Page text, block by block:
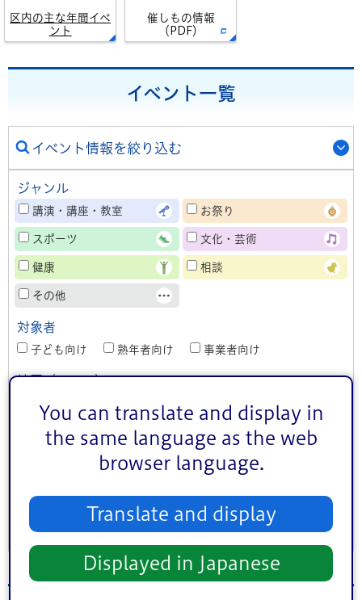
You can translate and display in
the same language as the web
browser language.
Translate and display
Displayed in Japanese
区内の主な年間イベ
ント
催しもの情報
（PDF）
イベント一覧
イベント情報を絞り込む
ジャンル
講演・講座・教室 お祭り
スポーツ 文化・芸術
健康 相談
その他
対象者
子ども向け 熟年者向け 事業者向け
地区（エリア）
小松川・平井地区 葛西地区
小岩地区 東部地区
キーワード検索